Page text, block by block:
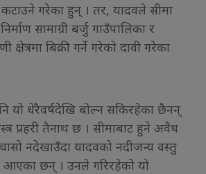
कटाउने गरेका हुन् । तर, यादवले सीमा
सामाग्री बर्जु गाउँपालिका र
क्षेत्रमा बिक्री गर्ने गरेको दावी गरेका
यो धेरैवर्षदेखि बोल्न सकिरहेका छैनन्
प्रहरी तैनाथ छ । सीमाबाट हुने अवैध
नदेखाउँदा यादवको नदीजन्य वस्तु
आएका छन् । उनले गरिरहेको यो